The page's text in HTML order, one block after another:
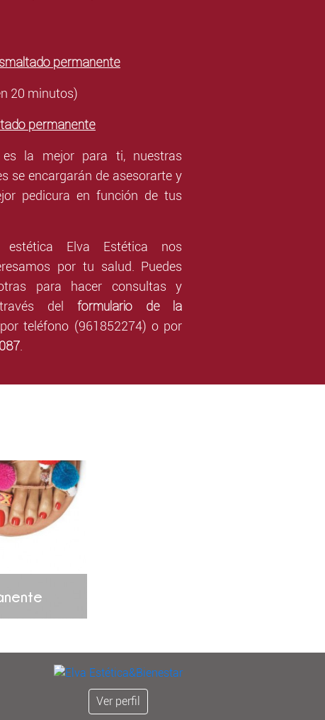
permanente
20 minutos)
permanente
la mejor para ti, nuestras
se encargarán de asesorarte y
pedicura en función de tus
Elva Estética nos
por tu salud. Puedes
para hacer consultas y
del
formulario de la
por teléfono (961852274) o por
Ver perfil